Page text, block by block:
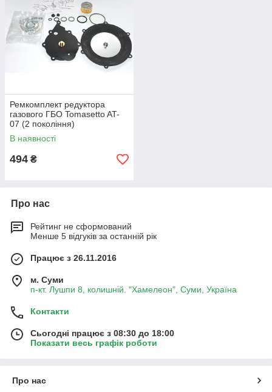
Ремкомплект редуктора
газового ГБО Tomasetto AT-
07 (2 покоління)
В наявності
494 ₴
Про нас
Рейтинг не сформований
Менше 5 відгуків за останній рік
Працює з 26.11.2016
м. Суми
п-кт. Лушпи 8, колишній. "Хамелеон", Суми, Україна
Контакти
Сьогодні працює з 08:30 до 18:00
Показати весь графік роботи
Про нас